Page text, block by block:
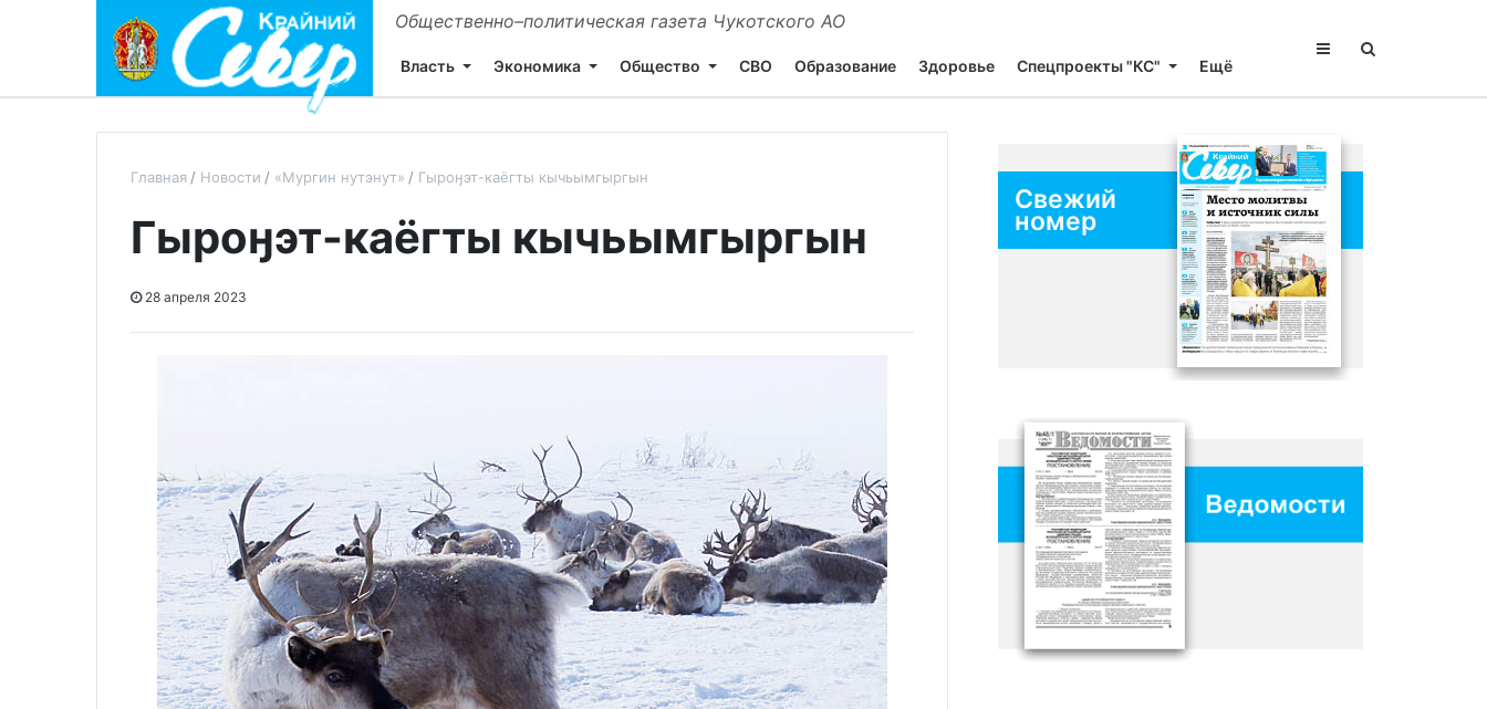
Общественно–политическая газета Чукотского АО
Власть Экономика Общество СВО Образование Здоровье Спецпроекты "КС" Ещё
Главная Новости «Мургин нутэнут» Гыроӈэт-каёгты кычьымгыргын
Гыроӈэт-каёгты кычьымгыргын
28 апреля 2023
Свежий
номер